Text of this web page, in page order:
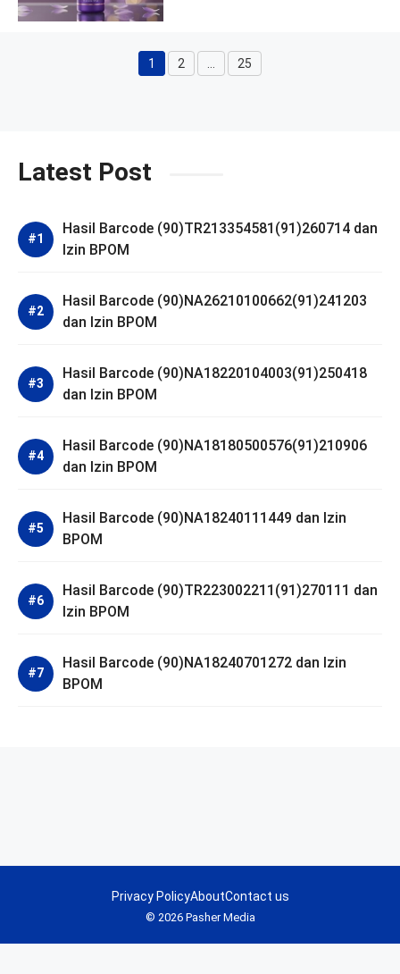
Halaman
1 Halaman
2 Halaman
25
Latest Post
Hasil Barcode (90)TR213354581(91)260714 dan
Izin BPOM
Hasil Barcode (90)NA26210100662(91)241203
dan Izin BPOM
Hasil Barcode (90)NA18220104003(91)250418
dan Izin BPOM
Hasil Barcode (90)NA18180500576(91)210906
dan Izin BPOM
Hasil Barcode (90)NA18240111449 dan Izin
BPOM
Hasil Barcode (90)TR223002211(91)270111 dan
Izin BPOM
Hasil Barcode (90)NA18240701272 dan Izin
BPOM
© 2026 Pasher Media
Privacy PolicyAboutContact us